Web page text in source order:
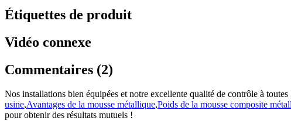
Étiquettes de produit
Vidéo connexe
Commentaires (2)
Nos installations bien équipées et notre excellente qualité de contrôle à
usine,Avantages de la mousse métallique,Poids de la mousse composite
pour obtenir des résultats mutuels !